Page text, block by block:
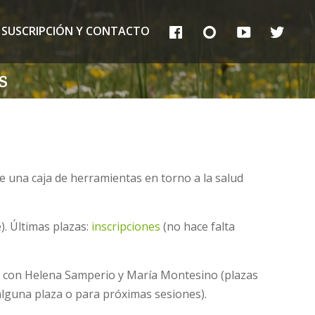
SUSCRIPCIÓN Y CONTACTO YT
caja de herramientas en torno a la salud
Últimas plazas: inscripciones (no hace falta
con Helena Samperio y María Montesino (plazas
plaza o para próximas sesiones).